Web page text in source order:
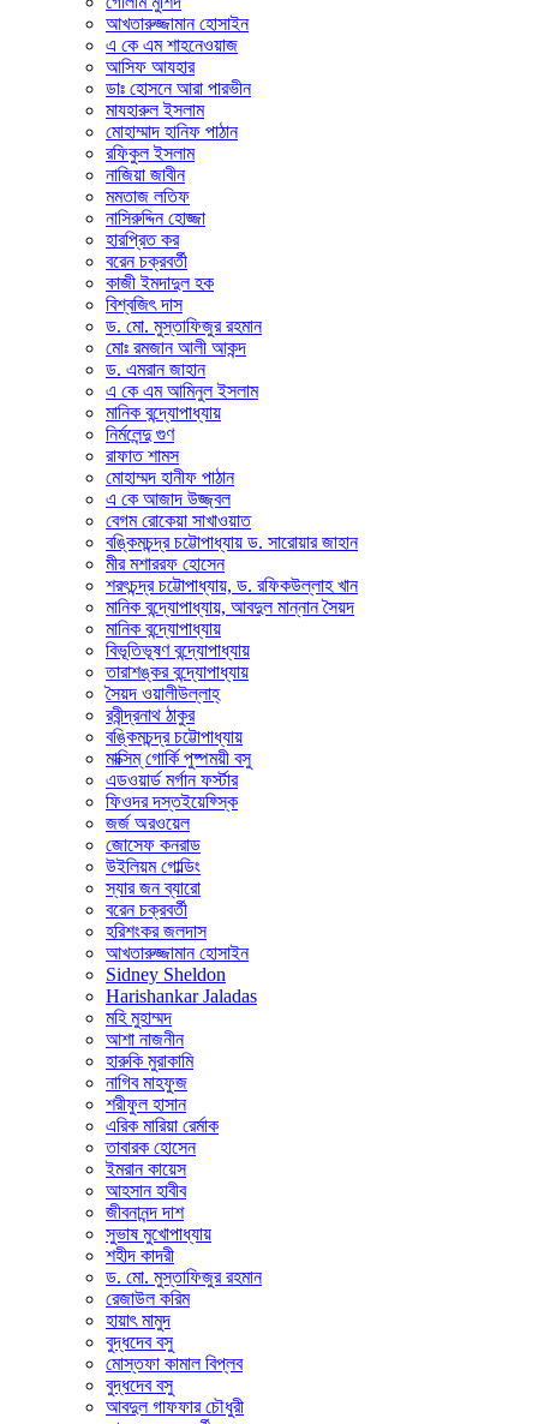
আখতারুজ্জামান হোসাইন
এ কে এম শাহনেওয়াজ
আসিফ আযহার
ডাঃ হোসনে আরা পারভীন
মাযহারুল ইসলাম
মোহাম্মাদ হানিফ পাঠান
রফিকুল ইসলাম
নাজিয়া জাবীন
মমতাজ লতিফ
নাসিরুদ্দিন হোজ্জা
হারপ্রিত কর
বরেন চক্রবর্তী
কাজী ইমদাদুল হক
বিশ্বজিৎ দাস
ড. মো. মুস্তাফিজুর রহমান
মোঃ রমজান আলী আকন্দ
ড. এমরান জাহান
এ কে এম আমিনুল ইসলাম
মানিক বন্দ্যোপাধ্যায়
নির্মলেন্দু গুণ
রাফাত শামস
মোহাম্মদ হানীফ পাঠান
এ কে আজাদ উজ্জ্বল
বেগম রোকেয়া সাখাওয়াত
বঙ্কিমচন্দ্র চট্টোপাধ্যায় ড. সারোয়ার জাহান
মীর মশাররফ হোসেন
শরৎচন্দ্র চট্টোপাধ্যায়, ড. রফিকউল্লাহ খান
মানিক বন্দ্যোপাধ্যায়, আবদুল মান্নান সৈয়দ
মানিক বন্দ্যোপাধ্যায়
বিভূতিভূষণ বন্দ্যোপাধ্যায়
তারাশঙ্কর বন্দ্যোপাধ্যায়
সৈয়দ ওয়ালীউল্লাহ্
রবীন্দ্রনাথ ঠাকুর
বঙ্কিমচন্দ্র চট্টোপাধ্যায়
মাক্সিম্ গোর্কি পুষ্পময়ী বসু
এডওয়ার্ড মর্গান ফর্স্টার
ফিওদর দস্তইয়েফ্স্কি
জর্জ অরওয়েল
জোসেফ কনরাড
উইলিয়ম গোল্ডিং
স্যার জন ব্যারো
বরেন চক্রবর্তী
হরিশংকর জলদাস
আখতারুজ্জামান হোসাইন
Sidney Sheldon
Harishankar Jaladas
মহি মুহাম্মদ
আশা নাজনীন
হারুকি মুরাকামি
নাগিব মাহফুজ
শরীফুল হাসান
এরিক মারিয়া রের্মাক
তাবারক হোসেন
ইমরান কায়েস
আহসান হাবীব
জীবনানন্দ দাশ
সুভাষ মুখোপাধ্যায়
শহীদ কাদরী
ড. মো. মুস্তাফিজুর রহমান
রেজাউল করিম
হায়াৎ মামুদ
বুদ্ধদেব বসু
মোস্তফা কামাল বিপ্লব
বুদ্ধদেব বসু
আবদুল গাফফার চৌধুরী